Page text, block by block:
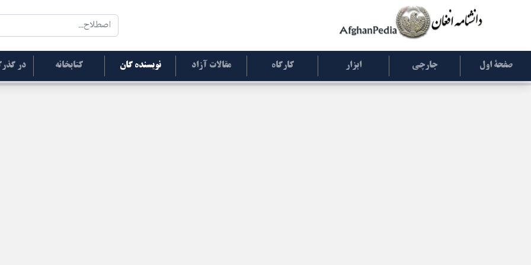
صفحۀ اول جارچی ابزار کارگاه مقالات آزاد نویسنده گان کتابخانه در